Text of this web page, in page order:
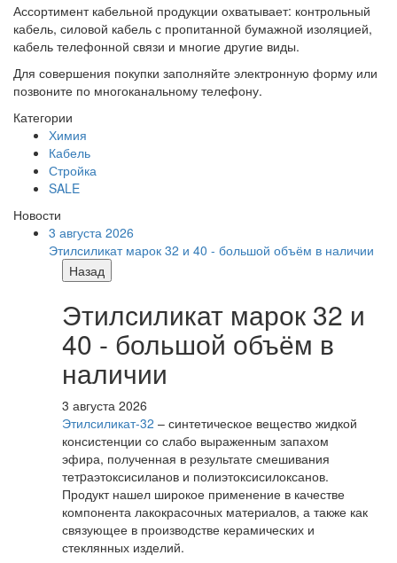
Ассортимент кабельной продукции охватывает: контрольный
кабель, силовой кабель с пропитанной бумажной изоляцией,
кабель телефонной связи и многие другие виды.
Для совершения покупки заполняйте электронную форму или
позвоните по многоканальному телефону.
Категории
Химия
Кабель
Стройка
SALE
Новости
3 августа 2026
Этилсиликат марок 32 и 40 - большой объём в наличии
Назад
Этилсиликат марок 32 и
40 - большой объём в
наличии
3 августа 2026
Этилсиликат-32 – синтетическое вещество жидкой
консистенции со слабо выраженным запахом
эфира, полученная в результате смешивания
тетpаэтоксисиланов и полиэтоксисилоксанов.
Продукт нашел широкое применение в качестве
компонента лакокрасочных материалов, а также как
связующее в производстве керамических и
стеклянных изделий.